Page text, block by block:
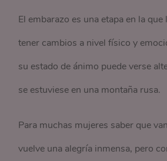
El embarazo es una etapa en la
tener cambios a nivel físico y
su estado de ánimo puede verse
se estuviese en una montaña rusa.
Para muchas mujeres saber que
vuelve una alegría inmensa, pero